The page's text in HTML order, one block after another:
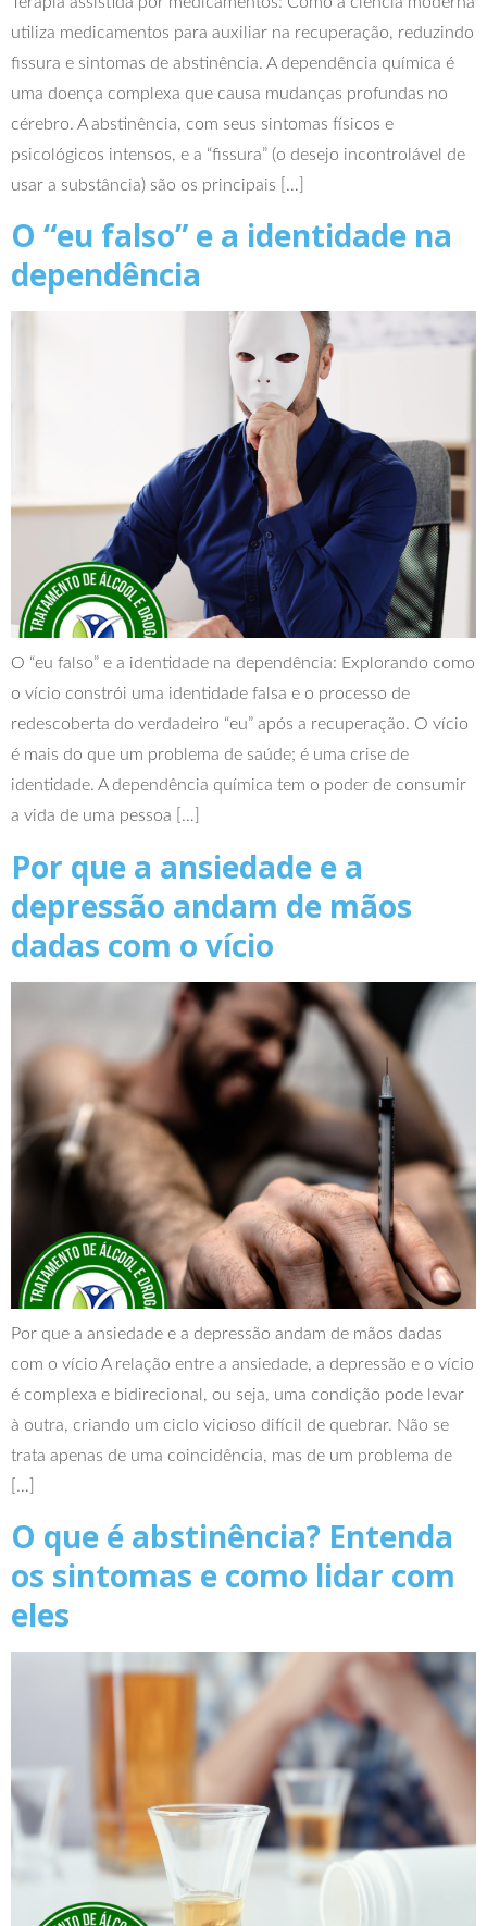
utiliza medicamentos para auxiliar na recuperação, reduzindo
fissura e sintomas de abstinência. A dependência química é
uma doença complexa que causa mudanças profundas no
cérebro. A abstinência, com seus sintomas físicos e
psicológicos intensos, e a “fissura” (o desejo incontrolável de
usar a substância) são os principais […]
O “eu falso” e a identidade na
dependência
O “eu falso” e a identidade na dependência: Explorando como
o vício constrói uma identidade falsa e o processo de
redescoberta do verdadeiro “eu” após a recuperação. O vício
é mais do que um problema de saúde; é uma crise de
identidade. A dependência química tem o poder de consumir
a vida de uma pessoa […]
Por que a ansiedade e a
depressão andam de mãos
dadas com o vício
Por que a ansiedade e a depressão andam de mãos dadas
com o vício A relação entre a ansiedade, a depressão e o vício
é complexa e bidirecional, ou seja, uma condição pode levar
à outra, criando um ciclo vicioso difícil de quebrar. Não se
trata apenas de uma coincidência, mas de um problema de
[…]
O que é abstinência? Entenda
os sintomas e como lidar com
eles